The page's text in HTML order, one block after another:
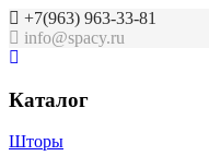
+7(963) 963-33-81
info@spacy.ru
Каталог
Шторы